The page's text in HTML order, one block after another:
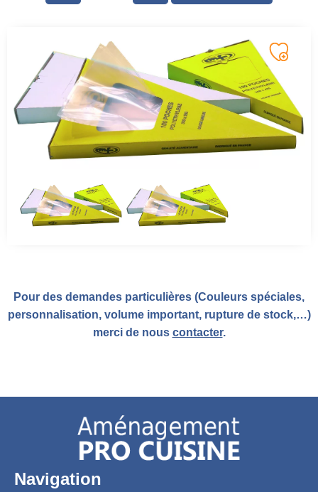
Pour des demandes particulières (Couleurs spéciales,
personnalisation, volume important, rupture de stock,…)
merci de nous contacter.
Navigation